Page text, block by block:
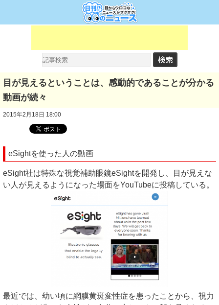
目が見えるということは、感動的であることが分かる
動画が続々
2015年2月18日 18:00
eSightを使った人の動画
eSight社は特殊な視覚補助眼鏡eSightを開発し、目が見えな
い人が見えるようになった場面をYouTubeに投稿している。
最近では、幼い頃に網膜黄斑変性症を患ったことから、視力